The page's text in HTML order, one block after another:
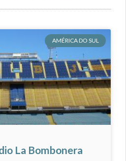
AMÉRICA DO SUL
La Bombonera